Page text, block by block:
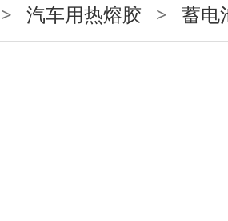
> 汽车用热熔胶 > 蓄电